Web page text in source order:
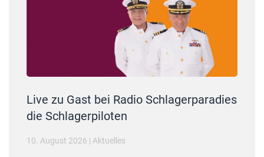
Live zu Gast bei Radio Schlagerparadies
die Schlagerpiloten
10. August 2026 | Aktuelles